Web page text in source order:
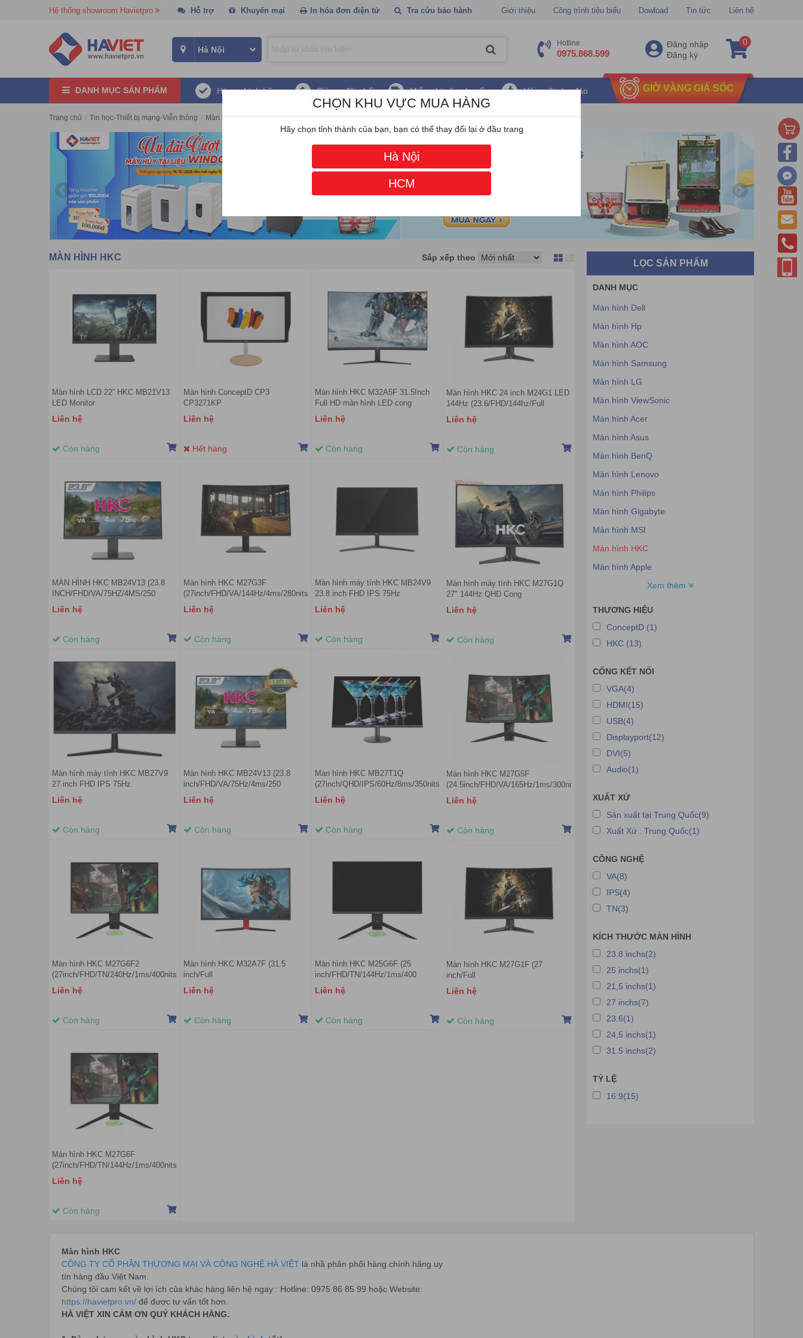
Hệ thống showroom Havietpro Hỗ trợ Khuyến mại In hóa đơn điện tử Tra cứu bảo hành Giới thiệu Công trình tiêu biểu Dowload Tin tức Liên hệ
Hotline
0975.868.599
Đăng nhập
Đăng ký
0
DANH MỤC SẢN PHẨM Hàng chính hãng Giá ưu đãi nhất Miễn phí vận chuyển Hậu mãi chu đáo GIỜ VÀNG GIÁ SỐC
Trang chủ / Tin học-Thiết bị mạng-Viễn thông / Màn hình máy tính / Màn hình HKC
MÀN HÌNH HKC Sắp xếp theo
Màn hình LCD 22” HKC MB21V13
LED Monitor
Liên hệ
Còn hàng
Màn hình ConceptD CP3
CP3271KP
(27inch/4K/IPS/144Hz/1ms/350nits/HDMI+DP+USB)
Liên hệ
Hết hàng
Màn hình HKC M32A5F 31.5Inch
Full HD màn hình LED cong
Liên hệ
Còn hàng
Màn hình HKC 24 inch M24G1 LED
144Hz (23.6/FHD/144hz/Full
Viền/HDMI/DP/Loa)
Liên hệ
Còn hàng
MÀN HÌNH HKC MB24V13 (23.8
INCH/FHD/VA/75HZ/4MS/250
NITS/HDMI+VGA)
Liên hệ
Còn hàng
Màn hình HKC M27G3F
(27inch/FHD/VA/144Hz/4ms/280nits/HDMI+DVI+DP/Cong)
Liên hệ
Còn hàng
Màn hình máy tính HKC MB24V9
23.8 inch FHD IPS 75Hz
Liên hệ
Còn hàng
Màn hình máy tính HKC M27G1Q
27" 144Hz QHD Cong
Liên hệ
Còn hàng
Màn hình máy tính HKC MB27V9
27 inch FHD IPS 75Hz
Liên hệ
Còn hàng
Màn hình HKC MB24V13 (23.8
inch/FHD/VA/75Hz/4ms/250
nits/HDMI+VGA)
Liên hệ
Còn hàng
Màn hình HKC MB27T1Q
(27inch/QHD/IPS/60Hz/8ms/350nits/VGA+HDMI+DP+Audio)
Liên hệ
Còn hàng
Màn hình HKC M27G5F
(24.5inch/FHD/VA/165Hz/1ms/300nits/HDMI+DP+USB\Cong)
Liên hệ
Còn hàng
Màn hình HKC M27G6F2
(27inch/FHD/TN/240Hz/1ms/400nits/HDMI+DP+USB)
Liên hệ
Còn hàng
Màn hình HKC M32A7F (31.5
inch/Full
HD/LED/VA/250cd/m²/HDMI+DP+DVI/165Hz/4ms/Cong)
Liên hệ
Còn hàng
Màn hình HKC M25G6F (25
inch/FHD/TN/144Hz/1ms/400
nits/HDMI+DP)
Liên hệ
Còn hàng
Màn hình HKC M27G1F (27
inch/Full
HD/LED/VA/250cd/m²/DVI+HDMI+DP/144Hz/1ms/Cong)
Liên hệ
Còn hàng
Màn hình HKC M27G6F
(27inch/FHD/TN/144Hz/1ms/400nits/HDMI+DP+USB)
Liên hệ
Còn hàng
LỌC SẢN PHẨM
DANH MỤC
Màn hình Dell
Màn hình Hp
Màn hình AOC
Màn hình Samsung
Màn hình LG
Màn hình ViewSonic
Màn hình Acer
Màn hình Asus
Màn hình BenQ
Màn hình Lenovo
Màn hình Philips
Màn hình Gigabyte
Màn hình MSI
Màn hình HKC
Màn hình Apple
Màn hình ConceptD
Màn hình Cooler Master
Màn hình Huntkey
Màn hình AiWa
Màn Hình LC-POWER
Xem thêm
THƯƠNG HIỆU
ConceptD (1)
HKC (13)
CỔNG KẾT NỐI
VGA(4)
HDMI(15)
USB(4)
Displayport(12)
DVI(5)
Audio(1)
XUẤT XỨ
Sản xuất tại Trung Quốc(9)
Xuất Xứ : Trung Quốc(1)
CÔNG NGHỆ
VA(8)
IPS(4)
TN(3)
KÍCH THƯỚC MÀN HÌNH
23.8 inchs(2)
25 inchs(1)
21,5 inchs(1)
27 inchs(7)
23.6(1)
24,5 inchs(1)
31.5 inchs(2)
TỶ LỆ
16:9(15)
Màn hình HKC
CÔNG TY CỔ PHẦN THƯƠNG MẠI VÀ CÔNG NGHỆ HÀ VIỆT là nhầ phân phối hàng chính hãng uy
tín hàng đầu Việt Nam.
Chúng tôi cam kết về lợi ích của khác hàng liên hệ ngay : Hotline: 0975 86 85 99 hoặc Website:
https://havietpro.vn/ để được tư vấn tốt hơn.
HÀ VIỆT XIN CẢM ƠN QUÝ KHÁCH HÀNG.
CHỌN KHU VỰC MUA HÀNG
Hãy chọn tỉnh thành của bạn, bạn có thể thay đổi lại ở đầu trang
Hà Nội
HCM